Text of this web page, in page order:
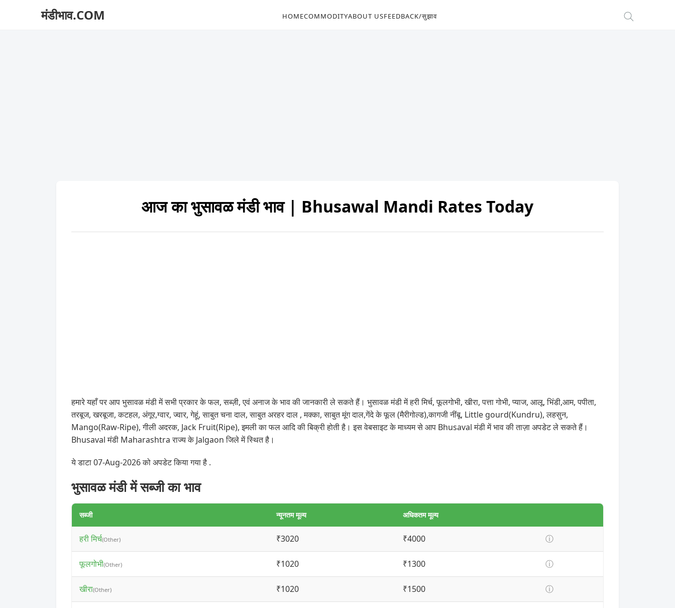
मंडीभाव.COM HOMECOMMODITYABOUT USFEEDBACK/सुझाव
आज का भुसावळ मंडी भाव | Bhusawal Mandi Rates Today
हमारे यहाँ पर आप भुसावळ मंडी में सभी प्रकार के फल, सब्ज़ी, एवं अनाज के भाव की जानकारी ले सकते हैं। भुसावळ मंडी में हरी मिर्च, फूलगोभी, खीरा, पत्ता गोभी, प्याज, आलू, भिंडी,आम, पपीता,
तरबूज, खरबूजा, कटहल, अंगूर,ग्वार, ज्वार, गेहूं, साबुत चना दाल, साबुत अरहर दाल , मक्का, साबुत मूंग दाल,गेंदे के फूल (मैरीगोल्ड),कागजी नींबू, Little gourd(Kundru), लहसुन,
Mango(Raw-Ripe), गीली अदरक, Jack Fruit(Ripe), इमली का फल आदि की बिक्री होती है। इस वेबसाइट के माध्यम से आप Bhusaval मंडी में भाव की ताज़ा अपडेट ले सकते हैं।
Bhusaval मंडी Maharashtra राज्य के Jalgaon जिले में स्थित है।
ये डाटा 07-Aug-2026 को अपडेट किया गया है .
भुसावळ मंडी में सब्जी का भाव
सब्जी न्यूनतम मूल्य अधिकतम मूल्य
हरी मिर्च(Other) ₹3020 ₹4000 ⓘ
फूलगोभी(Other) ₹1020 ₹1300 ⓘ
खीरा(Other) ₹1020 ₹1500 ⓘ